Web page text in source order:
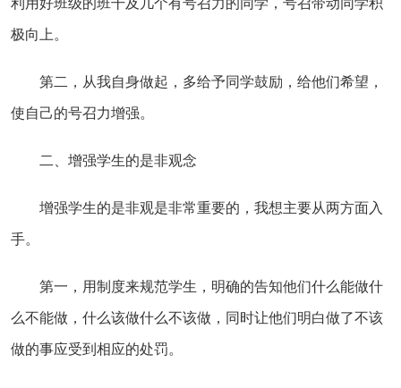
利用好班级的班干及几个有号召力的同学，号召带动同学积
极向上。
第二，从我自身做起，多给予同学鼓励，给他们希望，
使自己的号召力增强。
二、增强学生的是非观念
增强学生的是非观是非常重要的，我想主要从两方面入
手。
第一，用制度来规范学生，明确的告知他们什么能做什
么不能做，什么该做什么不该做，同时让他们明白做了不该
做的事应受到相应的处罚。